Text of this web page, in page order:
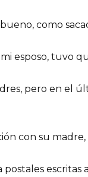
como
esposo, tuvo
pero en el
con su madre,
escritas